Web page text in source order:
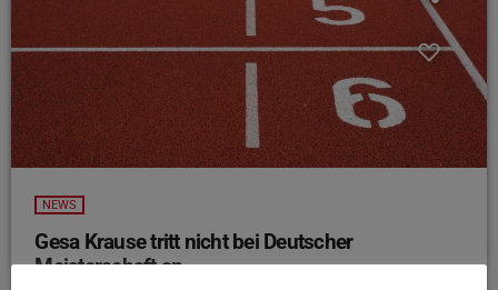
NEWS
Gesa Krause tritt nicht bei Deutscher
Meisterschaft an